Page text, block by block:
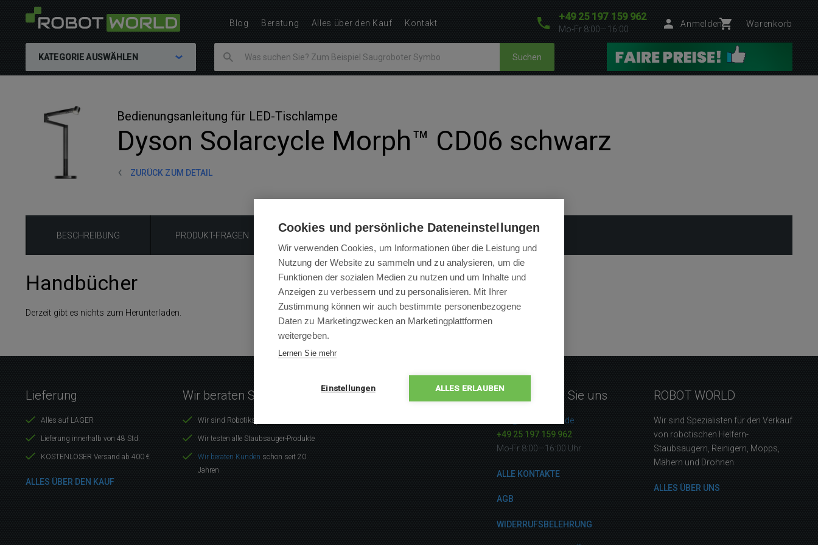
+49 25 197 159 962
Mo-Fr 8:00—16:00
Anmelden Warenkorb
KATEGORIE AUSWÄHLEN Suchen
Bedienungsanleitung für LED-Tischlampe
Dyson Solarcycle Morph™ CD06 schwarz
ZURÜCK ZUM DETAIL
BESCHREIBUNG PRODUKT-FRAGEN BEWERTUNGEN BEDIENUNGSANLEITUNGEN
Handbücher
Derzeit gibt es nichts zum Herunterladen.
Blog Beratung Alles über den Kauf Kontakt
Lieferung
Alles auf LAGER
Lieferung innerhalb von 48 Std.
KOSTENLOSER Versand ab 400 €
ALLES ÜBER DEN KAUF
Wir beraten Sie gerne
Wir sind Robotikspezialisten
Wir testen alle Staubsauger-Produkte
Wir beraten Kunden schon seit 20
Jahren
Kontaktieren Sie uns
info@robotworld.de
+49 25 197 159 962
Mo-Fr 8:00—16:00 Uhr
ALLE KONTAKTE
AGB
WIDERRUFSBELEHRUNG
ROBOT WORLD
Wir sind Spezialisten für den Verkauf
von robotischen Helfern-
Staubsaugern, Reinigern, Mopps,
Mähern und Drohnen
ALLES ÜBER UNS
Cookies und persönliche Dateneinstellungen
Wir verwenden Cookies, um Informationen über die Leistung und
Nutzung der Website zu sammeln und zu analysieren, um die
Funktionen der sozialen Medien zu nutzen und um Inhalte und
Anzeigen zu verbessern und zu personalisieren. Mit Ihrer
Zustimmung können wir auch bestimmte personenbezogene
Daten zu Marketingzwecken an Marketingplattformen
weitergeben.
Lernen Sie mehr
Einstellungen ALLES ERLAUBEN